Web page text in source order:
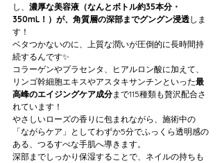
し、 濃厚な美容液（なんとボトル約35本分・
350mL！）が、角質層の深部までグングン浸透しま
す！
ベタつかないのに、上質な潤いが圧倒的に長時間持
続するんです✨
コラーゲンやプラセンタ、ヒアルロン酸に加えて、
リンゴ幹細胞エキスやアスタキサンチンといった最
高峰のエイジングケア成分まで115種類も贅沢配合さ
れています！
やさしいローズの香りに包まれながら、施術中の
「ながらケア」としてわずか5分でふっくら透明感の
ある、つるすべな手肌へ導きます。
深部までしっかり保湿することで、ネイルの持ちも